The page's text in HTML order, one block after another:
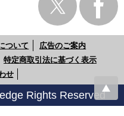
ついて
広告のご案内
特定商取引法に基づく表示
せ
Rights Reserved